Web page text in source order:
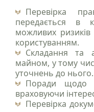
Перевірка
передається в
можливих
користуванням.
Складання та
майном, у тому
уточнень до нього.
Поради щодо
враховуючи
Перевірка